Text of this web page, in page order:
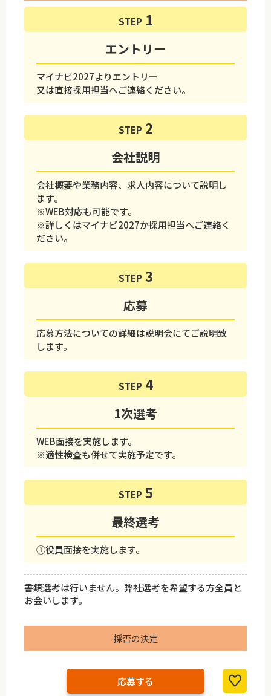
STEP
エントリー
マイナビ2027よりエントリー
又は直接採用担当へご連絡ください。
STEP
会社説明
会社概要や業務内容、求人内容について説明し
ます。
※WEB対応も可能です。
※詳しくはマイナビ2027か採用担当へご連絡く
ださい。
STEP
応募
応募方法についての詳細は説明会にてご説明致
します。
STEP
1次選考
WEB面接を実施します。
※適性検査も併せて実施予定です。
STEP
最終選考
①役員面接を実施します。
書類選考は行いません。弊社選考を希望する方全員と
お会いします。
採否の決定
応募する